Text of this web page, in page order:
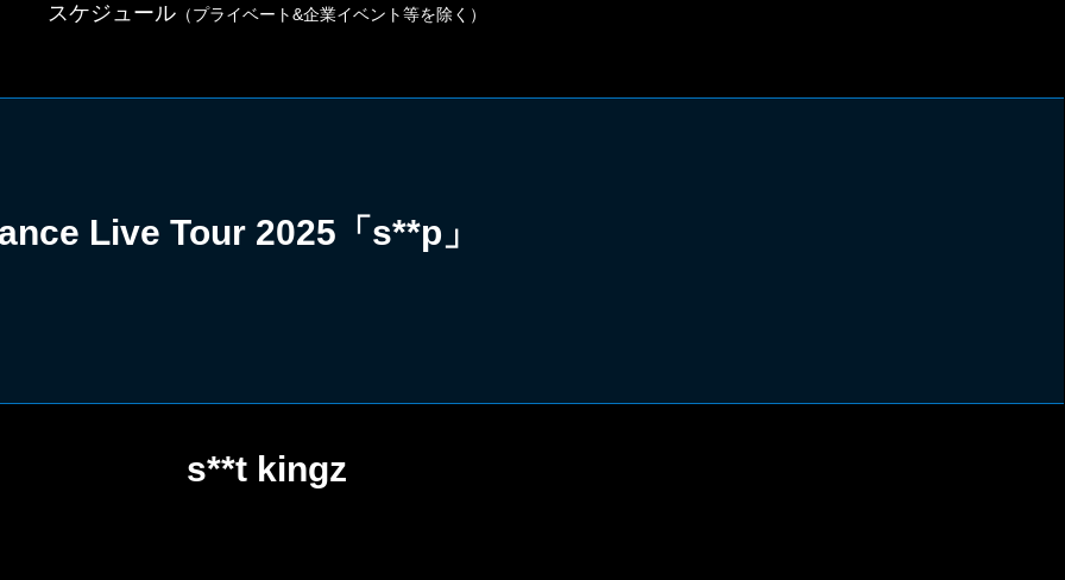
スケジュール（プライベート&企業イベント等を除く）
Live Tour 2025「s**p」
s**t kingz